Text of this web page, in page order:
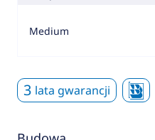
Medium
3 lata gwarancji